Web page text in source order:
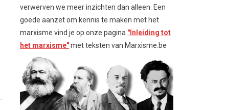
verwerven we meer inzichten dan alleen. Een
goede aanzet om kennis te maken met het
marxisme vind je op onze pagina "Inleiding tot
het marxisme"met teksten van Marxisme.be